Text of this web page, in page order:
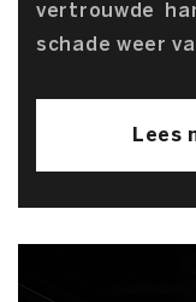
vertrouwde
schade weer
Lees